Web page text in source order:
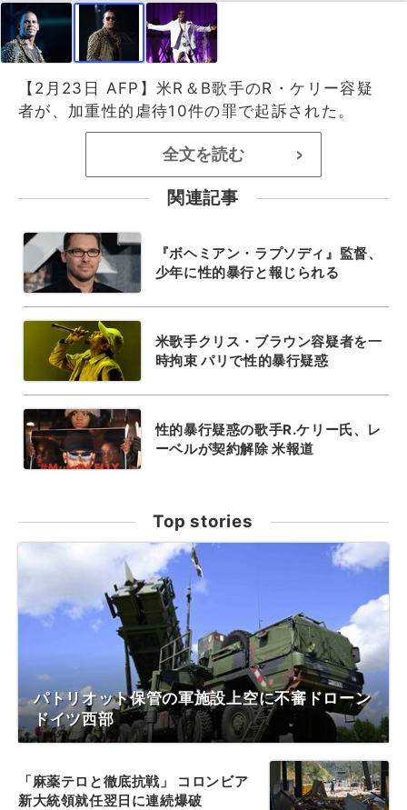
【2月23日 AFP】米R＆B歌手のR・ケリー容疑
者が、加重性的虐待10件の罪で起訴された。
全文を読む >
関連記事
『ボヘミアン・ラプソディ』監督、
少年に性的暴行と報じられる
米歌手クリス・ブラウン容疑者を一
時拘束 パリで性的暴行疑惑
性的暴行疑惑の歌手R.ケリー氏、レ
ーベルが契約解除 米報道
Top stories
パトリオット保管の軍施設上空に不審ドローン
ドイツ西部
「麻薬テロと徹底抗戦」 コロンビア
新大統領就任翌日に連続爆破